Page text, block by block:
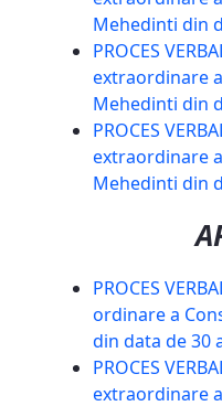
Mehedinti din
PROCES
extraordinare
Mehedinti din
PROCES
extraordinare
Mehedinti din
PROCES
ordinare a
din data de 30
PROCES
extraordinare